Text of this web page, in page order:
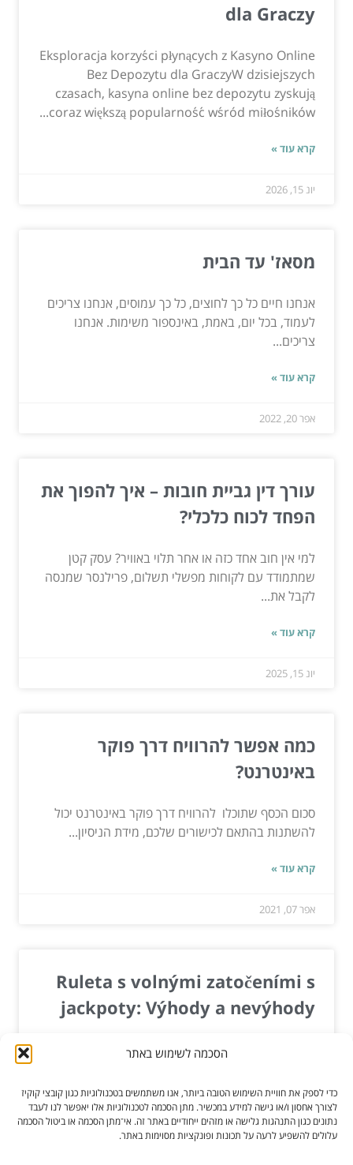
הסכמה לשימוש באתר
כדי לספק את חוויית השימוש הטובה ביותר, אנו משתמשים בטכנולוגיות כגון קובצי קוקיז
לצורך אחסון ו/או גישה למידע במכשיר. מתן הסכמה לטכנולוגיות אלו יאפשר לנו לעבד
נתונים כגון התנהגות גלישה או מזהים ייחודיים באתר זה. אי־מתן הסכמה או ביטול הסכמה
עלולים להשפיע לרעה על תכונות ופונקציות מסוימות באתר.
dla Graczy
Eksploracja korzyści płynących z Kasyno Online
Bez Depozytu dla GraczyW dzisiejszych
czasach, kasyna online bez depozytu zyskują
coraz większą popularność wśród miłośników...
קרא עוד »
יונ 15, 2026
מסאז' עד הבית
אנחנו חיים כל כך לחוצים, כל כך עמוסים, אנחנו צריכים
לעמוד, בכל יום, באמת, באינספור משימות. אנחנו
צריכים...
קרא עוד »
אפר 20, 2022
עורך דין גביית חובות – איך להפוך את
הפחד לכוח כלכלי?
למי אין חוב אחד כזה או אחר תלוי באוויר? עסק קטן
שמתמודד עם לקוחות מפשלי תשלום, פרילנסר שמנסה
לקבל את...
קרא עוד »
יונ 15, 2025
כמה אפשר להרוויח דרך פוקר
באינטרנט?
סכום הכסף שתוכלו להרוויח דרך פוקר באינטרנט יכול
להשתנות בהתאם לכישורים שלכם, מידת הניסיון...
קרא עוד »
אפר 07, 2021
Ruleta s volnými zatočeními s
jackpoty: Výhody a nevýhody
Ruleta s volnými zatočeními s jackpoty je
nabízí hráčům možnost vyhrát velké peníze v
podobě jackpotů. V tomto článku se...
קרא עוד »